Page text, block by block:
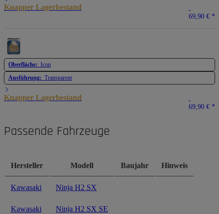
Knapper Lagerbestand
69,90 € *
Oberfläche: Icon
Ausführung: Transparent
Knapper Lagerbestand
69,90 € *
Passende Fahrzeuge
Hersteller Modell Baujahr Hinweis
Kawasaki Ninja H2 SX
Kawasaki Ninja H2 SX SE